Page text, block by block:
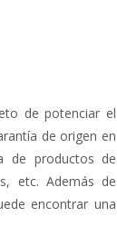
de potenciar el
de origen en
de productos de
etc. Además de
encontrar una